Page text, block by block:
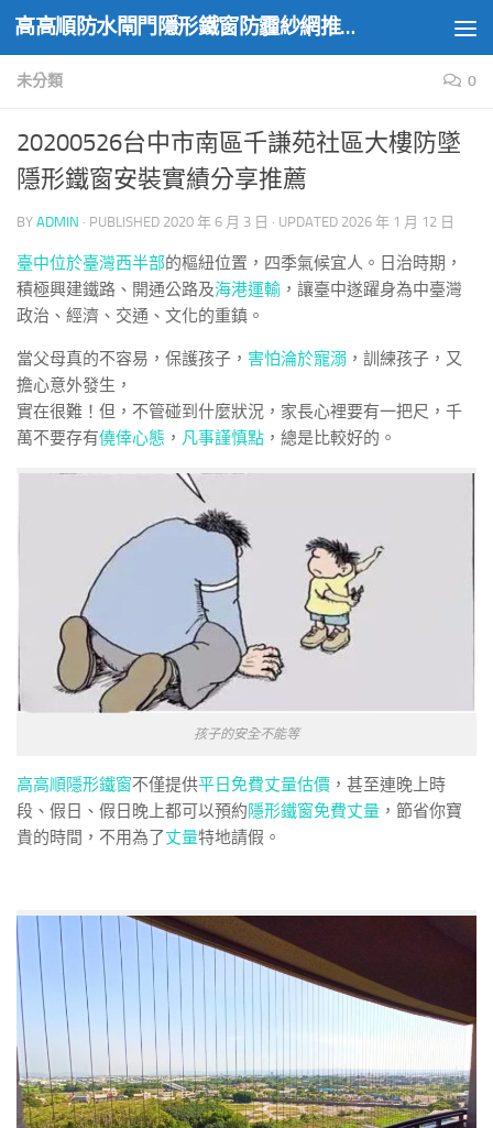
Skip to content 高高順防水閘門隱形鐵窗防霾紗網推薦實績
未分類 0
20200526台中市南區千謙苑社區大樓防墜
隱形鐵窗安裝實績分享推薦
BY ADMIN · PUBLISHED 2020 年 6 月 3 日 · UPDATED 2026 年 1 月 12 日
臺中位於臺灣西半部的樞紐位置，四季氣候宜人。日治時期，
積極興建鐵路、開通公路及海港運輸 ，讓臺中遂躍身為中臺灣
政治、經濟、交通、文化的重鎮。
當父母真的不容易，保護孩子， 害怕淪於寵溺 ，訓練孩子，又
擔心意外發生，
實在很難！但，不管碰到什麼狀況，家長心裡要有一把尺，千
萬不要存有僥倖心態 ， 凡事謹慎點 ，總是比較好的。
孩子的安全不能等
高高順隱形鐵窗不僅提供平日免費丈量估價 ，甚至連晚上時
段、假日、假日晚上都可以預約隱形鐵窗免費丈量 ，節省你寶
貴的時間，不用為了丈量特地請假。